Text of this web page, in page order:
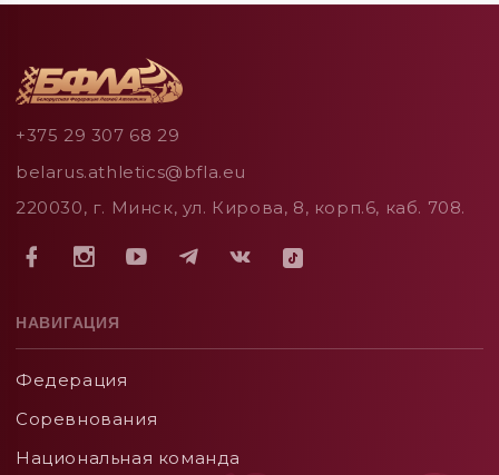
+375 29 307 68 29
belarus.athletics@bfla.eu
220030, г. Минск, ул. Кирова, 8, корп.6, каб. 708.
НАВИГАЦИЯ
Федерация
Соревнования
Национальная команда